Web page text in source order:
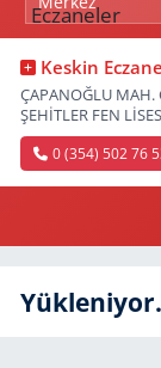
Keskin
ÇAPANOĞLU MAH.
ŞEHİTLER FEN
0 (354) 502 76